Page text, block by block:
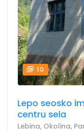
10
Lepo seosko
centru sela
Lebina, Okolina,